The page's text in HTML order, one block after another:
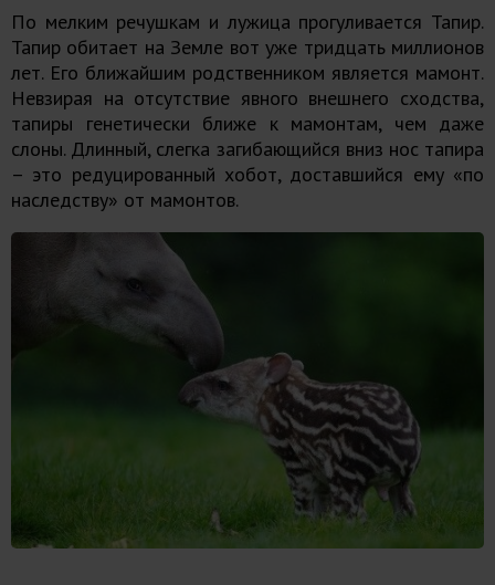
По мелким речушкам и лужица прогуливается Тапир.
Тапир обитает на Земле вот уже тридцать миллионов
лет. Его ближайшим родственником является мамонт.
Невзирая на отсутствие явного внешнего сходства,
тапиры генетически ближе к мамонтам, чем даже
слоны. Длинный, слегка загибающийся вниз нос тапира
– это редуцированный хобот, доставшийся ему «по
наследству» от мамонтов.